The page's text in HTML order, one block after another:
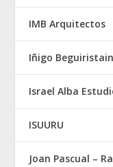
IMB Arquitectos
Iñigo Beguiristain
Israel Alba
ISUURU
Joan Pascual –